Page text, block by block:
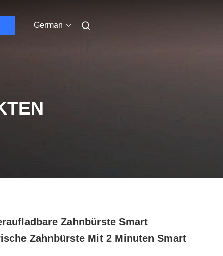
German
Zahnbürste Smart
Zahnbürste Mit 2 Minuten Smart